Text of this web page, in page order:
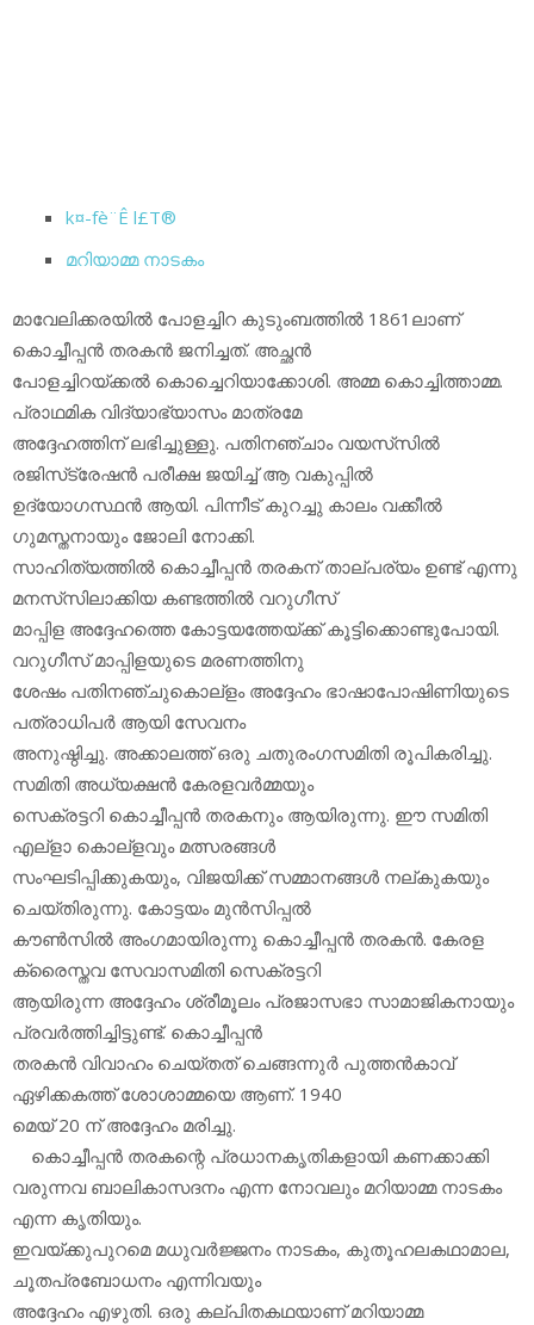
k¤-fè¨Ê l£T®
മറിയാമ്മ നാടകം
മാവേലിക്കരയില്‍ പോളച്ചിറ കുടുംബത്തില്‍ 1861ലാണ്
കൊച്ചീപ്പന്‍ തരകന്‍ ജനിച്ചത്. അച്ഛന്‍
പോളച്ചിറയ്ക്കല്‍ കൊച്ചെറിയാക്കോശി. അമ്മ കൊച്ചിത്താമ്മ.
പ്രാഥമിക വിദ്യാഭ്യാസം മാത്രമേ
അദ്ദേഹത്തിന് ലഭിച്ചുള്ളു. പതിനഞ്ചാം വയസ്‌സില്‍
രജിസ്‌ട്രേഷന്‍ പരീക്ഷ ജയിച്ച് ആ വകുപ്പില്‍
ഉദ്യോഗസ്ഥന്‍ ആയി. പിന്നീട് കുറച്ചു കാലം വക്കീല്‍
ഗുമസ്തനായും ജോലി നോക്കി.
സാഹിത്യത്തില്‍ കൊച്ചീപ്പന്‍ തരകന് താല്പര്യം ഉണ്ട് എന്നു
മനസ്‌സിലാക്കിയ കണ്ടത്തില്‍ വറുഗീസ്
മാപ്പിള അദ്ദേഹത്തെ കോട്ടയത്തേയ്ക്ക് കൂട്ടിക്കൊണ്ടുപോയി.
വറുഗീസ് മാപ്പിളയുടെ മരണത്തിനു
ശേഷം പതിനഞ്ചുകൊല്‌ളം അദ്ദേഹം ഭാഷാപോഷിണിയുടെ
പത്രാധിപര്‍ ആയി സേവനം
അനുഷ്ഠിച്ചു. അക്കാലത്ത് ഒരു ചതുരംഗസമിതി രൂപികരിച്ചു.
സമിതി അധ്യക്ഷന്‍ കേരളവര്‍മ്മയും
സെക്രട്ടറി കൊച്ചീപ്പന്‍ തരകനും ആയിരുന്നു. ഈ സമിതി
എല്‌ളാ കൊല്‌ളവും മത്സരങ്ങള്‍
സംഘടിപ്പിക്കുകയും, വിജയിക്ക് സമ്മാനങ്ങള്‍ നല്കുകയും
ചെയ്തിരുന്നു. കോട്ടയം മുന്‍സിപ്പല്‍
കൗണ്‍സില്‍ അംഗമായിരുന്നു കൊച്ചീപ്പന്‍ തരകന്‍. കേരള
ക്രൈസ്തവ സേവാസമിതി സെക്രട്ടറി
ആയിരുന്ന അദ്ദേഹം ശ്രീമൂലം പ്രജാസഭാ സാമാജികനായും
പ്രവര്‍ത്തിച്ചിട്ടുണ്ട്. കൊച്ചീപ്പന്‍
തരകന്‍ വിവാഹം ചെയ്തത് ചെങ്ങന്നുര്‍ പുത്തന്‍കാവ്
ഏഴിക്കകത്ത് ശോശാമ്മയെ ആണ്. 1940
മെയ് 20 ന് അദ്ദേഹം മരിച്ചു.
കൊച്ചീപ്പന്‍ തരകന്റെ പ്രധാനകൃതികളായി കണക്കാക്കി
വരുന്നവ ബാലികാസദനം എന്ന നോവലും മറിയാമ്മ നാടകം
എന്ന കൃതിയും.
ഇവയ്ക്കുപുറമെ മധുവര്‍ജ്ജനം നാടകം, കുതൂഹലകഥാമാല,
ചൂതപ്രബോധനം എന്നിവയും
അദ്ദേഹം എഴുതി. ഒരു കല്പിതകഥയാണ് മറിയാമ്മ